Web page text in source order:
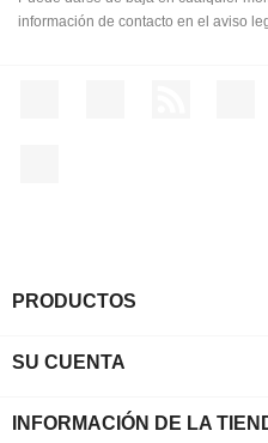
información de contacto en el aviso
PRODUCTOS
SU CUENTA
INFORMACIÓN DE LA